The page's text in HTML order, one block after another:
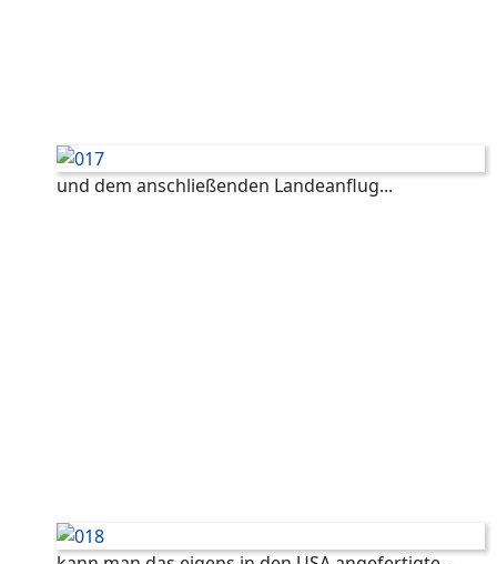
und dem anschließenden Landeanflug...